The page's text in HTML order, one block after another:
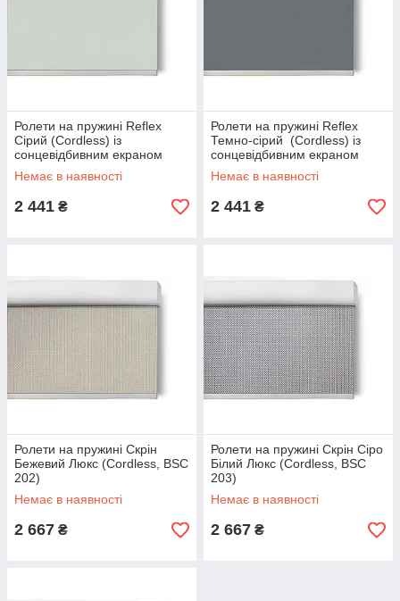
Ролети на пружині Reflex
Сірий (Cordless) із
сонцевідбивним екраном
Немає в наявності
2 441 ₴
Ролети на пружині Reflex
Темно-сірий (Cordless) із
сонцевідбивним екраном
Немає в наявності
2 441 ₴
Ролети на пружині Скрін
Бежевий Люкс (Cordless, BSC
202)
Немає в наявності
2 667 ₴
Ролети на пружині Скрін Сіро
Білий Люкс (Cordless, BSC
203)
Немає в наявності
2 667 ₴